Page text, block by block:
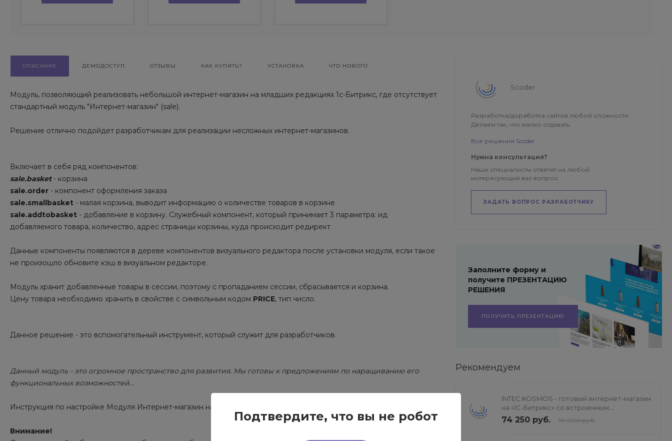
Подтвердите, что вы не робот
ОПИСАНИЕ ДЕМОДОСТУП ОТЗЫВЫ КАК КУПИТЬ? УСТАНОВКА ЧТО НОВОГО
Модуль, позволяющий реализовать небольшой интернет-магазин на младших редакциях 1с-Битрикс, где отсутствует
стандартный модуль "Интернет-магазин" (sale).
Решение отлично подойдет разработчикам для реализации несложных интернет-магазинов.
Включает в себя ряд компонентов:
sale.basket- корзина
sale.order - компонент оформления заказа
sale.smallbasket - малая корзина, выводит информацию о количестве товаров в корзине
sale.addtobasket - добавление в корзину. Служебный компонент, который принимает 3 параметра: ид
добавляемого товара, количество, адрес страницы корзины, куда происходит редирект
Данные компоненты появляются в дереве компонентов визуального редактора после установки модуля, если такое
не произошло обновите кэш в визуальном редакторе.
Модуль хранит добавленные товары в сессии, поэтому с пропаданием сессии, сбрасывается и корзина.
Цену товара необходимо хранить в свойстве с символьным кодом PRICE, тип число.
Данное решение - это вспомогательный инструмент, который служит для разработчиков.
Данный модуль - это огромное пространство для развития. Мы готовы к предложениям по наращиванию его
функциональных возможностей...
Инструкция по настройке Модуля Интернет-магазин на Старте.
Внимание!
Scoder
Разработка/доработка сайтов любой сложности.
Делаем так, что жалко отдавать.
Все решения Scoder
Нужна консультация?
Наши специалисты ответят на любой
интересующий вас вопрос
ЗАДАТЬ ВОПРОС РАЗРАБОТЧИКУ
Заполните форму и
получите ПРЕЗЕНТАЦИЮ
РЕШЕНИЯ
ПОЛУЧИТЬ ПРЕЗЕНТАЦИЮ
Рекомендуем
INTEC.KOSMOS - готовый интернет-магазин
на «1С-Битрикс» со встроенным
искусственным интеллектом
74 250 руб. 99 000 руб.